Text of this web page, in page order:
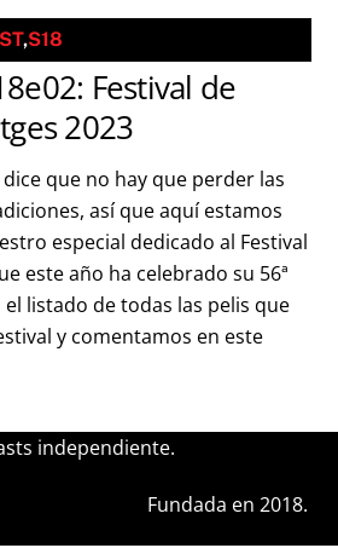
,S18
Festival de
2023
dice que no hay que perder las
así que aquí estamos
especial dedicado al Festival
este año ha celebrado su 56ª
listado de todas las pelis que
y comentamos en este
independiente.
Fundada en 2018.